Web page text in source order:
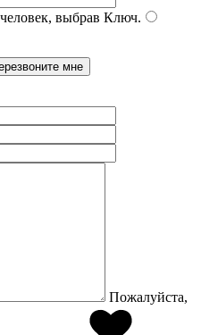
выбрав Ключ.
Пожалуйста,